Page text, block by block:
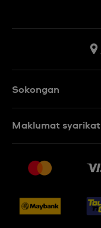
Sokongan
Syarat Jualan
Maklumat syarikat
Pekerjaan